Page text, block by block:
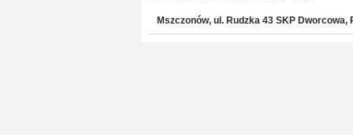
Mszczonów, ul. Rudzka 43 SKP Dworcowa,